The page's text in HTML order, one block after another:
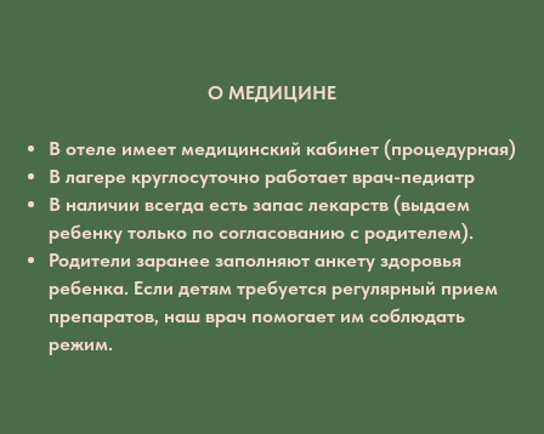
О МЕДИЦИНЕ
В отеле имеет медицинский кабинет (процедурная)
В лагере круглосуточно работает врач-педиатр
В наличии всегда есть запас лекарств (выдаем
ребенку только по согласованию с родителем).
Родители заранее заполняют анкету здоровья
ребенка. Если детям требуется регулярный прием
препаратов, наш врач помогает им соблюдать
режим.